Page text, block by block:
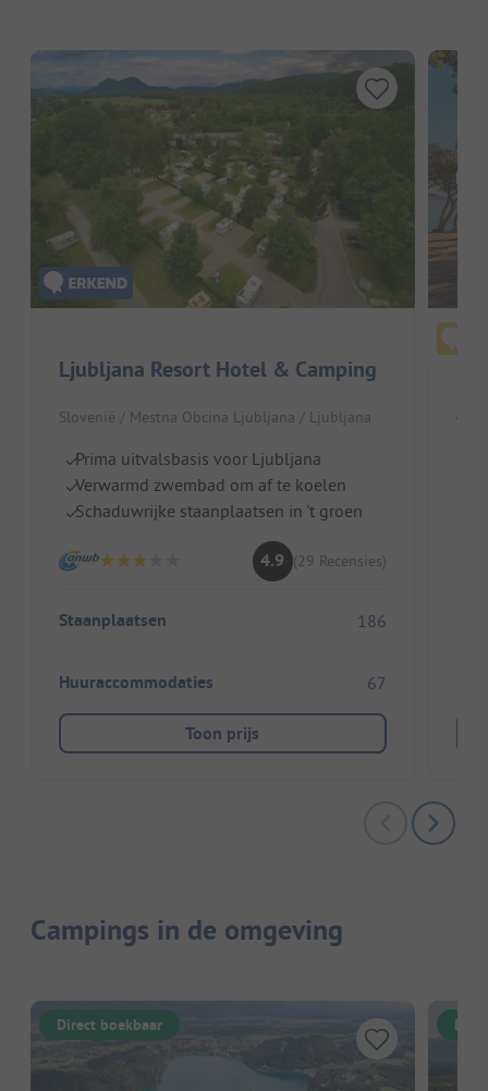
Ljubljana Resort Hotel & Camping
Slovenië / Mestna Obcina Ljubljana / Ljubljana
Prima uitvalsbasis voor Ljubljana
Verwarmd zwembad om af te koelen
Schaduwrijke staanplaatsen in 't groen
4.9 (29 Recensies)
Staanplaatsen 186
Huuraccommodaties 67
Toon prijs
V
Campings in de omgeving
Direct boekbaar